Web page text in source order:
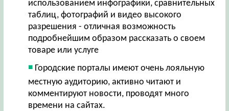
использованием инфографики, сравнительных
таблиц, фотографий и видео высокого
разрешения - отличная возможность
подробнейшим образом рассказать о своем
товаре или услуге
Городские порталы имеют очень лояльную
местную аудиторию, активно читают и
комментируют новости, проводят много
времени на сайтах.